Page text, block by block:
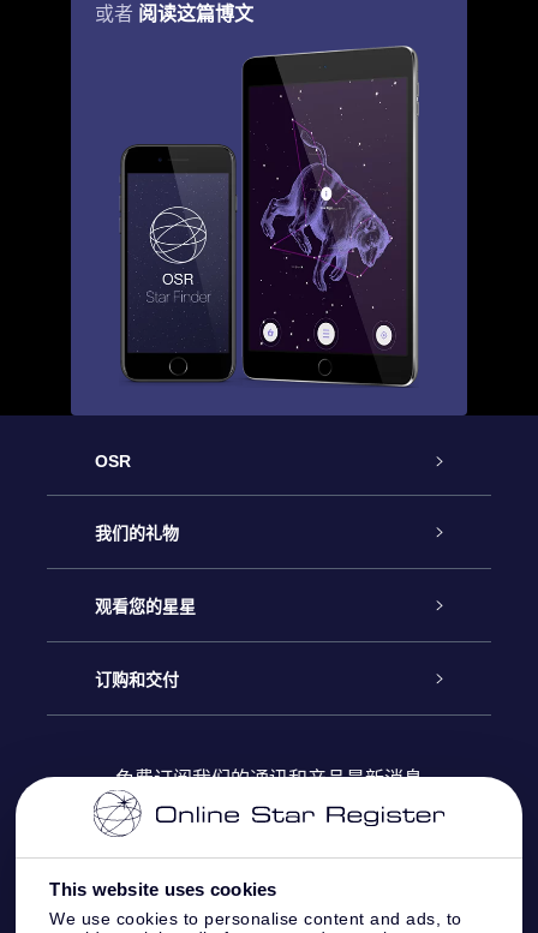
This website uses cookies
We use cookies to personalise content and ads, to
或者 阅读这篇博文
OSR
客户服务
联系我们
博客
评论
我们的礼物
Online Star礼物
OSR 礼物包
OSR 礼物卡
公司礼品
观看您的星星
Online Star Register
个性化的Star Page
One Million Stars
订购和交付
付款信息
配送信息
免费订阅我们的通讯和产品最新消息